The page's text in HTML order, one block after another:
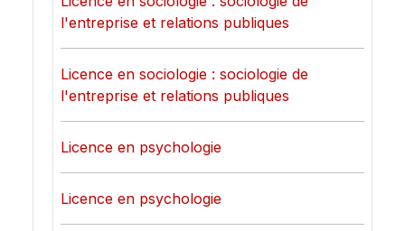
l'entreprise et relations publiques
Licence en sociologie : sociologie de
l'entreprise et relations publiques
Licence en psychologie
Licence en psychologie